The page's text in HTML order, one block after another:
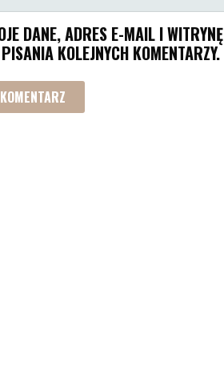
DANE, ADRES E-MAIL I
KOLEJNYCH KOMENTARZY.